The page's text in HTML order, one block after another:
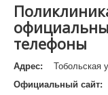
телефоны
Адрес:
Тобольская
Официальный сайт: